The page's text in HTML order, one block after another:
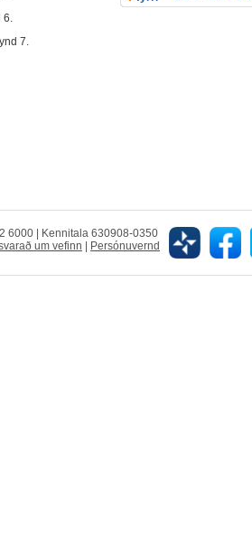
7.
6000 | Kennitala 630908-0350
um vefinn | Persónuvernd